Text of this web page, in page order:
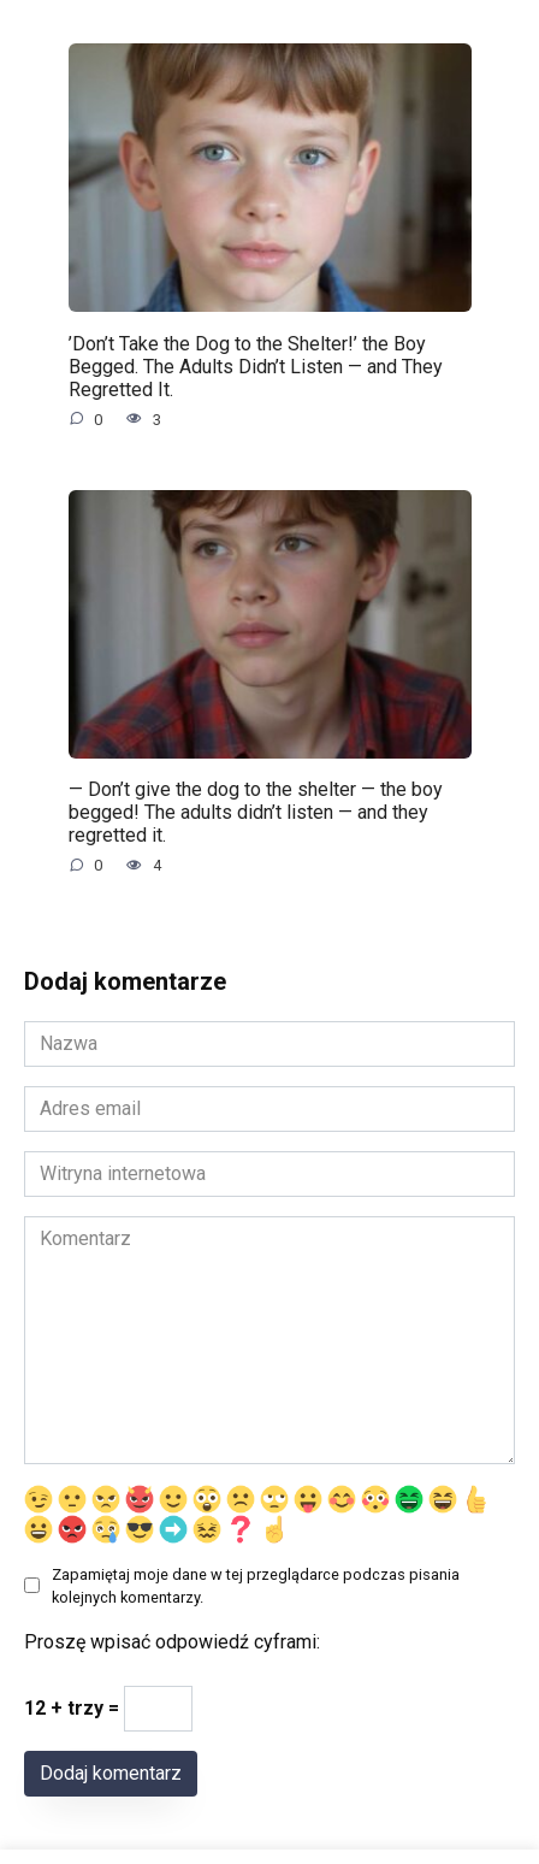
’Don’t Take the Dog to the Shelter!’ the Boy
Begged. The Adults Didn’t Listen — and They
Regretted It.
0 3
— Don’t give the dog to the shelter — the boy
begged! The adults didn’t listen — and they
regretted it.
0 4
Dodaj komentarze
Nazwa
*
Adres
email
*Witryna
internetowa
Komentarz
Zapamiętaj moje dane w tej przeglądarce podczas pisania
kolejnych komentarzy.
Proszę wpisać odpowiedź cyframi:
12 + trzy =